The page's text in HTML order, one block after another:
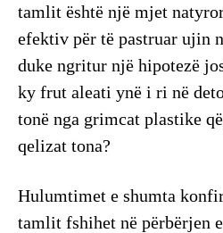
tamlit është një mjet
efektiv për të pastruar ujin
duke ngritur një hipotezë
ky frut aleati ynë i ri në
tonë nga grimcat plastike
qelizat tona?
Hulumtimet e shumta
tamlit fshihet në përbërjen